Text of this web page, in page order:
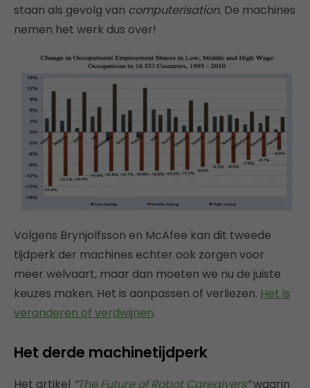
staan als gevolg van computerisation. De machines
nemen het werk dus over!
Volgens Brynjolfsson en McAfee kan dit tweede
tijdperk der machines echter ook zorgen voor
meer welvaart, maar dan moeten we nu de juiste
keuzes maken. Het is aanpassen of verliezen. Het is
veranderen of verdwijnen.
Het derde machinetijdperk
Het artikel “The Future of Robot Caregivers”waarin